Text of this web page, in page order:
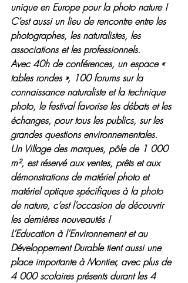
unique en Europe pour la photo nature !
C’est aussi un lieu de rencontre entre les
photographes, les naturalistes, les
associations et les professionnels.
Avec 40h de conférences, un espace «
tables rondes », 100 forums sur la
connaissance naturaliste et la technique
photo, le festival favorise les débats et les
échanges, pour tous les publics, sur les
grandes questions environnementales.
Un Village des marques, pôle de 1 000
m², est réservé aux ventes, prêts et aux
démonstrations de matériel photo et
matériel optique spécifiques à la photo
de nature, c’est l’occasion de découvrir
les dernières nouveautés !
L’Education à l’Environnement et au
Développement Durable tient aussi une
place importante à Montier, avec plus de
4 000 scolaires présents durant les 4